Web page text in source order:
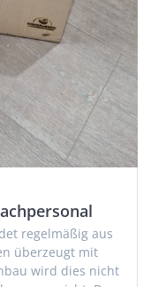
regelmäßig aus
überzeugt mit
wird dies nicht